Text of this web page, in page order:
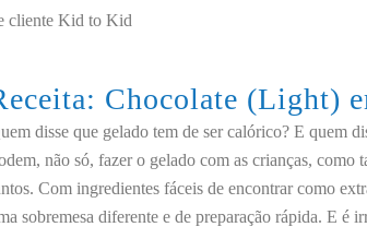
cliente Kid to Kid
Chocolate (Light)
disse que gelado tem de ser calórico? E quem
não só, fazer o gelado com as crianças,
Com ingredientes fáceis de encontrar como
sobremesa diferente e de preparação rápida. E é